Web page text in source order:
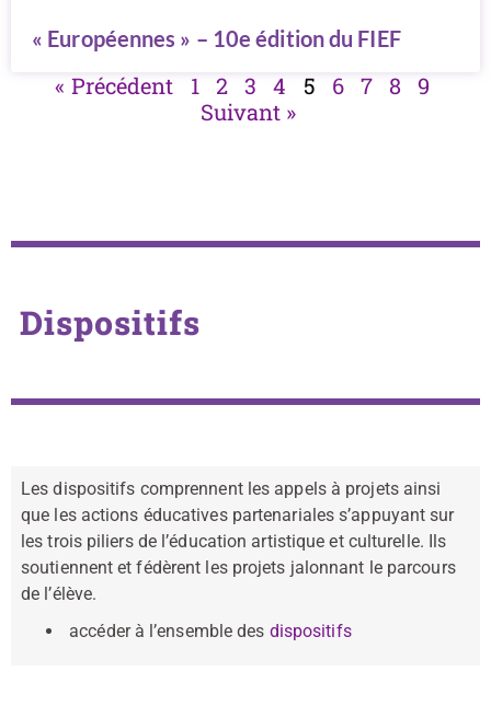
« Européennes » – 10e édition du FIEF
« Précédent 1 2 3 4 5 6 7 8
9
Suivant »
Dispositifs
Les dispositifs comprennent les appels à projets ainsi
que les actions éducatives partenariales s’appuyant sur
les trois piliers de l’éducation artistique et culturelle. Ils
soutiennent et fédèrent les projets jalonnant le parcours
de l’élève.
accéder à l’ensemble des dispositifs